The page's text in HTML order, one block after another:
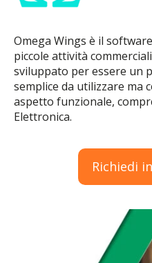
Omega Wings è il
piccole attività
sviluppato per essere un
semplice da utilizzare ma
aspetto funzionale,
Elettronica.
Richiedi